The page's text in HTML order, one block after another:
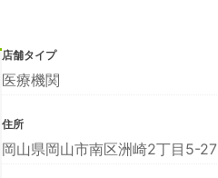
店舗タイプ
医療機関
住所
岡山県岡山市南区洲崎2丁目5-27